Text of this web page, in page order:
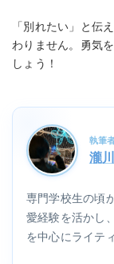
「別れたい」と伝
わりません。勇気
しょう！
執筆
瀧
専門学校生の頃
愛経験を活かし
を中心にライテ